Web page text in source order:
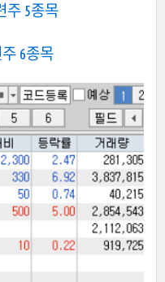
주 5종목
6종목